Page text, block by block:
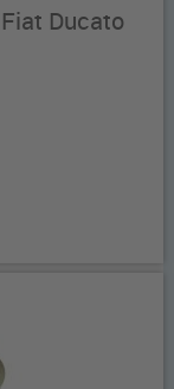
Ducato